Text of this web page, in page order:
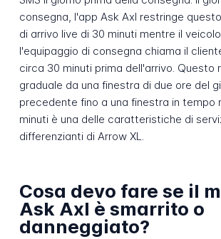
consegna, l'app Ask Axl restringe
di arrivo live di 30 minuti mentre il
l'equipaggio di consegna chiama il
circa 30 minuti prima dell'arrivo. Questo
graduale da una finestra di due ore del
precedente fino a una finestra in tempo
minuti è una delle caratteristiche di
differenzianti di Arrow XL.
Cosa devo fare se il
Ask Axl è smarrito o
danneggiato?